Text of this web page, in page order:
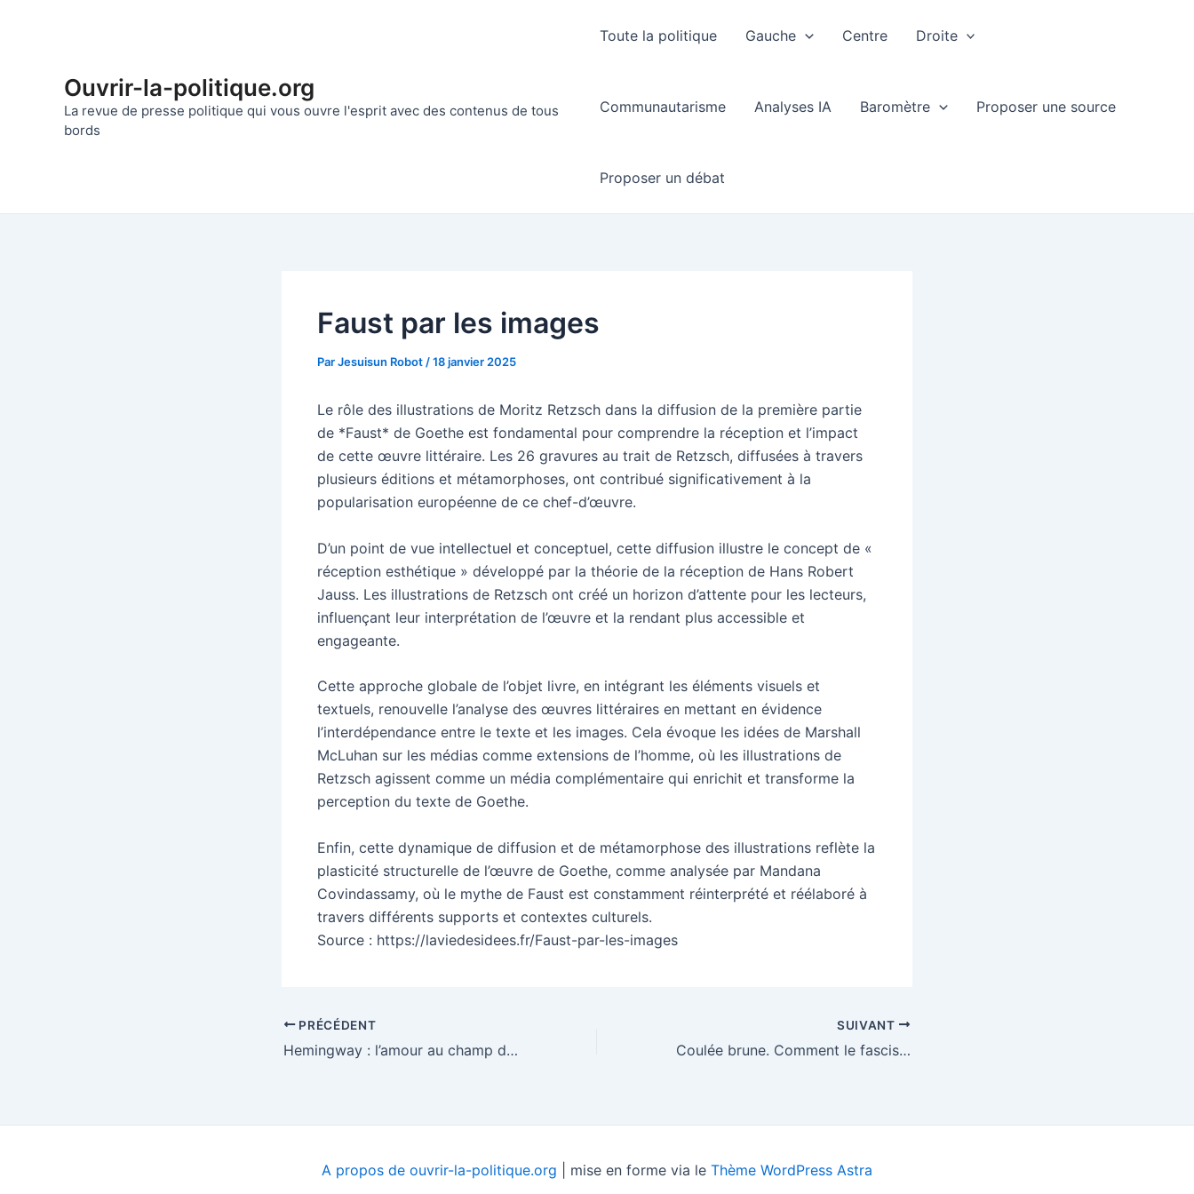
Ouvrir-la-politique.org
La revue de presse politique qui vous ouvre l'esprit avec des contenus de tous
bords
Toute la politique Gauche Centre Droite
Communautarisme Analyses IA Baromètre Proposer une source
Proposer un débat
Faust par les images
ParJesuisun Robot /18 janvier 2025
Le rôle des illustrations de Moritz Retzsch dans la diffusion de la première partie
de *Faust* de Goethe est fondamental pour comprendre la réception et l’impact
de cette œuvre littéraire. Les 26 gravures au trait de Retzsch, diffusées à travers
plusieurs éditions et métamorphoses, ont contribué significativement à la
popularisation européenne de ce chef-d’œuvre.
D’un point de vue intellectuel et conceptuel, cette diffusion illustre le concept de «
réception esthétique » développé par la théorie de la réception de Hans Robert
Jauss. Les illustrations de Retzsch ont créé un horizon d’attente pour les lecteurs,
influençant leur interprétation de l’œuvre et la rendant plus accessible et
engageante.
Cette approche globale de l’objet livre, en intégrant les éléments visuels et
textuels, renouvelle l’analyse des œuvres littéraires en mettant en évidence
l’interdépendance entre le texte et les images. Cela évoque les idées de Marshall
McLuhan sur les médias comme extensions de l’homme, où les illustrations de
Retzsch agissent comme un média complémentaire qui enrichit et transforme la
perception du texte de Goethe.
Enfin, cette dynamique de diffusion et de métamorphose des illustrations reflète la
plasticité structurelle de l’œuvre de Goethe, comme analysée par Mandana
Covindassamy, où le mythe de Faust est constamment réinterprété et réélaboré à
travers différents supports et contextes culturels.
Source : https://laviedesidees.fr/Faust-par-les-images
Navigation
des
PRÉCÉDENT
Hemingway : l’amour au champ d’honneur
SUIVANT
Coulée brune. Comment le fascisme inonde notre langue d’Olivier Mannoni
A propos de ouvrir-la-politique.org | mise en forme via le Thème WordPress Astra